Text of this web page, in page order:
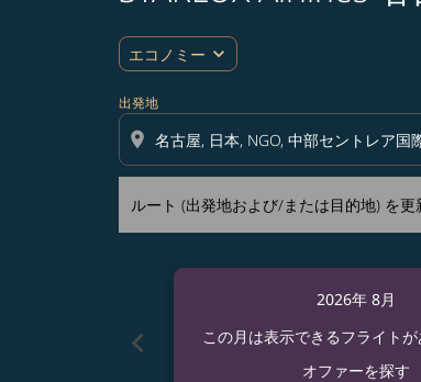
エコノミー expand_more
出発地
location_on
ルート (出発地および/または目的地) を
chevron_left
2026年 8月
この月は表示できるフライトが
オファーを探す